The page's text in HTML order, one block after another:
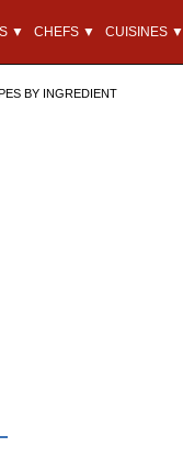
▼ CHEFS ▼ CUISINES ▼
BY INGREDIENT